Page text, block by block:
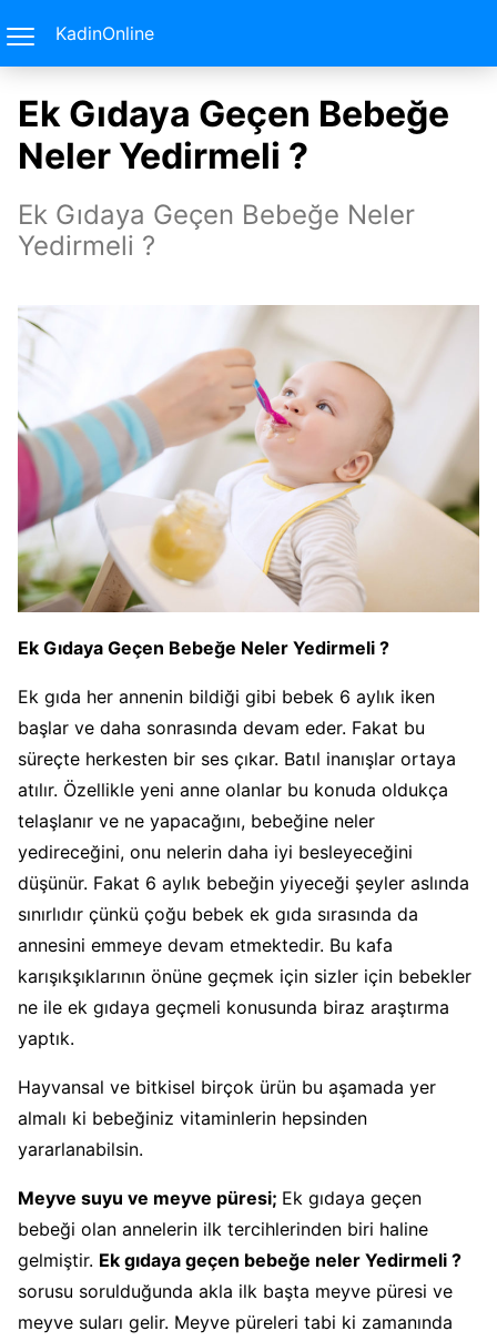
KadinOnline
Ek Gıdaya Geçen Bebeğe
Neler Yedirmeli ?
Ek Gıdaya Geçen Bebeğe Neler
Yedirmeli ?
Ek Gıdaya Geçen Bebeğe Neler Yedirmeli ?
Ek gıda her annenin bildiği gibi bebek 6 aylık iken
başlar ve daha sonrasında devam eder. Fakat bu
süreçte herkesten bir ses çıkar. Batıl inanışlar ortaya
atılır. Özellikle yeni anne olanlar bu konuda oldukça
telaşlanır ve ne yapacağını, bebeğine neler
yedireceğini, onu nelerin daha iyi besleyeceğini
düşünür. Fakat 6 aylık bebeğin yiyeceği şeyler aslında
sınırlıdır çünkü çoğu bebek ek gıda sırasında da
annesini emmeye devam etmektedir. Bu kafa
karışıkşıklarının önüne geçmek için sizler için bebekler
ne ile ek gıdaya geçmeli konusunda biraz araştırma
yaptık.
Hayvansal ve bitkisel birçok ürün bu aşamada yer
almalı ki bebeğiniz vitaminlerin hepsinden
yararlanabilsin.
Meyve suyu ve meyve püresi; Ek gıdaya geçen
bebeği olan annelerin ilk tercihlerinden biri haline
gelmiştir. Ek gıdaya geçen bebeğe neler Yedirmeli ?
sorusu sorulduğunda akla ilk başta meyve püresi ve
meyve suları gelir. Meyve püreleri tabi ki zamanında